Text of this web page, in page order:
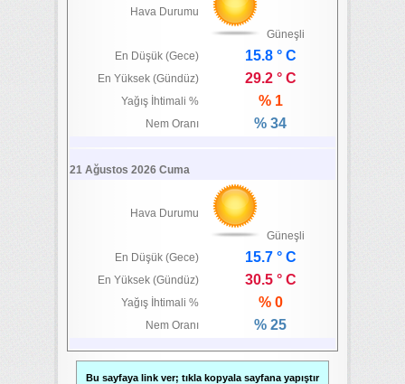
Hava Durumu
Güneşli
En Düşük (Gece)
15.8 ° C
En Yüksek (Gündüz) 29.2 ° C
Yağış İhtimali % % 1
Nem Oranı % 34
21 Ağustos 2026 Cuma
Hava Durumu
Güneşli
En Düşük (Gece)
15.7 ° C
En Yüksek (Gündüz) 30.5 ° C
Yağış İhtimali % % 0
Nem Oranı % 25
Bu sayfaya link ver; tıkla kopyala sayfana yapıştır